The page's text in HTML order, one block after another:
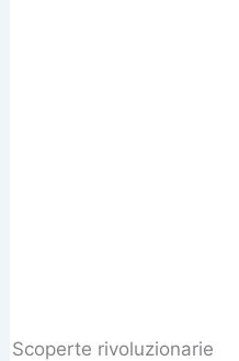
Scoperte rivoluzionarie